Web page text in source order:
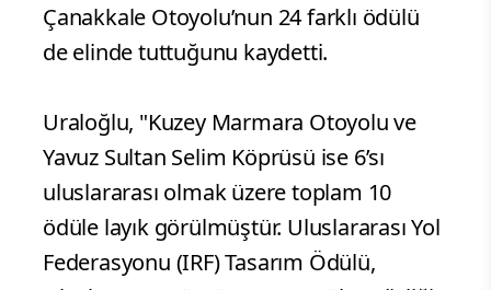
Çanakkale Otoyolu’nun 24 farklı ödülü
de elinde tuttuğunu kaydetti.
Uraloğlu, "Kuzey Marmara Otoyolu ve
Yavuz Sultan Selim Köprüsü ise 6’sı
uluslararası olmak üzere toplam 10
ödüle layık görülmüştür. Uluslararası Yol
Federasyonu (IRF) Tasarım Ödülü,